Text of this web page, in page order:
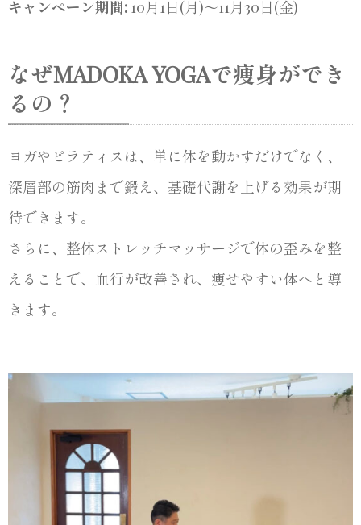
キャンペーン期間: 10月1日(月)～11月30日(金)
なぜMADOKA YOGAで痩身ができ
るの？
ヨガやピラティスは、単に体を動かすだけでなく、
深層部の筋肉まで鍛え、基礎代謝を上げる効果が期
待できます。
さらに、整体ストレッチマッサージで体の歪みを整
えることで、血行が改善され、痩せやすい体へと導
きます。